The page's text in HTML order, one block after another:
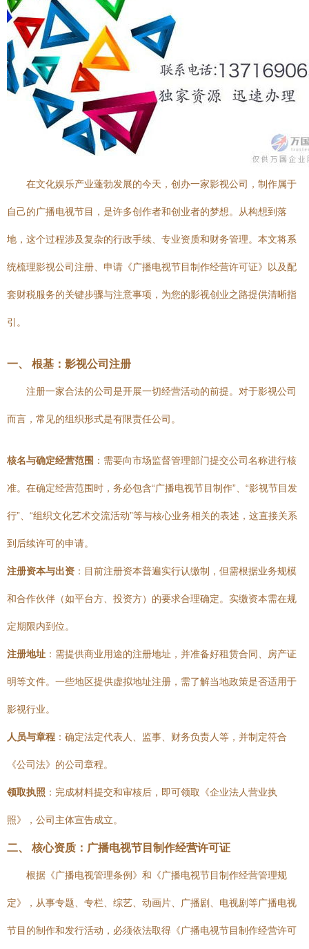
在文化娱乐产业蓬勃发展的今天，创办一家影视公司，制作属于
自己的广播电视节目，是许多创作者和创业者的梦想。从构想到落
地，这个过程涉及复杂的行政手续、专业资质和财务管理。本文将系
统梳理影视公司注册、申请《广播电视节目制作经营许可证》以及配
套财税服务的关键步骤与注意事项，为您的影视创业之路提供清晰指
引。
一、 根基：影视公司注册
注册一家合法的公司是开展一切经营活动的前提。对于影视公司
而言，常见的组织形式是有限责任公司。
核名与确定经营范围 ：需要向市场监督管理部门提交公司名称进行核
准。在确定经营范围时，务必包含“广播电视节目制作”、“影视节目发
行”、“组织文化艺术交流活动”等与核心业务相关的表述，这直接关系
到后续许可的申请。
注册资本与出资 ：目前注册资本普遍实行认缴制，但需根据业务规模
和合作伙伴（如平台方、投资方）的要求合理确定。实缴资本需在规
定期限内到位。
注册地址 ：需提供商业用途的注册地址，并准备好租赁合同、房产证
明等文件。一些地区提供虚拟地址注册，需了解当地政策是否适用于
影视行业。
人员与章程 ：确定法定代表人、监事、财务负责人等，并制定符合
《公司法》的公司章程。
领取执照 ：完成材料提交和审核后，即可领取《企业法人营业执
照》，公司主体宣告成立。
二、 核心资质：广播电视节目制作经营许可证
根据《广播电视管理条例》和《广播电视节目制作经营管理规
定》，从事专题、专栏、综艺、动画片、广播剧、电视剧等广播电视
节目的制作和发行活动，必须依法取得《广播电视节目制作经营许可